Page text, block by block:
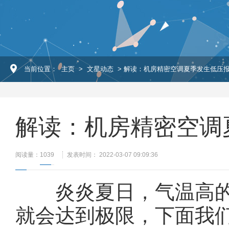
当前位置： 主页 > 文星动态 > 解读：机房精密空调夏季发生低压
解读：机房精密空
阅读量： 1039 发表时间： 2022-03-07 09:09:36
炎炎夏日，气温高的
就会达到极限，下面我